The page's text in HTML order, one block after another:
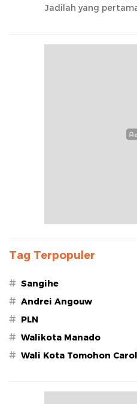
Jadilah yang
Tag Terpopuler
# Sangihe
# Andrei Angouw
# PLN
# Walikota Manado
# Wali Kota Tomohon